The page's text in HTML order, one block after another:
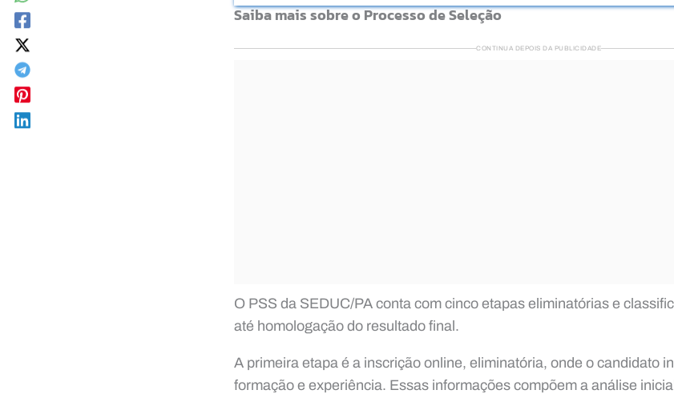
Saiba mais sobre o Processo de Seleção
CONTINUA DEPOIS DA PUBLICIDADE
O PSS da SEDUC/PA conta com cinco etapas eliminatórias e
até homologação do resultado final.
A primeira etapa é a inscrição online, eliminatória, onde o candidato
formação e experiência. Essas informações compõem a análise